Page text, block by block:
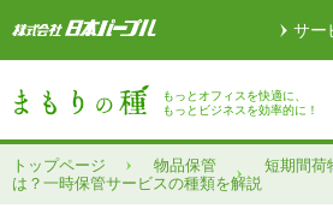
サー
もっとオフィスを快適に、
もっとビジネスを効率的に！
トップページ 物品保管
短期間荷
は？一時保管サービスの種類を解説